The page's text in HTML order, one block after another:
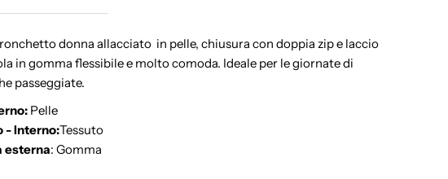
donna allacciato in pelle, chiusura con doppia zip e laccio
in gomma flessibile e molto comoda. Ideale per le giornate di
passeggiate.
Pelle
- Interno:Tessuto
esterna: Gomma